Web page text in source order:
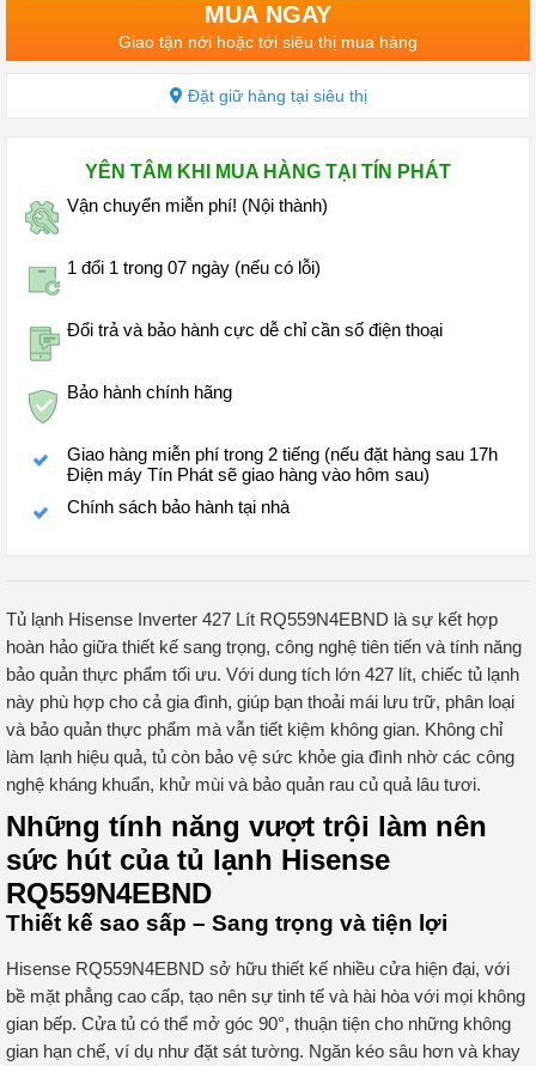
MUA NGAY
Giao tận nới hoặc tới siêu thị mua hàng
Đặt giữ hàng tại siêu thị
YÊN TÂM KHI MUA HÀNG TẠI TÍN PHÁT
Vận chuyển miễn phí! (Nội thành)
1 đổi 1 trong 07 ngày (nếu có lỗi)
Đổi trả và bảo hành cực dễ chỉ cần số điện thoại
Bảo hành chính hãng
Giao hàng miễn phí trong 2 tiếng (nếu đặt hàng sau 17h
Điện máy Tín Phát sẽ giao hàng vào hôm sau)
Chính sách bảo hành tại nhà
Tủ lạnh Hisense Inverter 427 Lít RQ559N4EBND là sự kết hợp
hoàn hảo giữa thiết kế sang trọng, công nghệ tiên tiến và tính năng
bảo quản thực phẩm tối ưu. Với dung tích lớn 427 lít, chiếc tủ lạnh
này phù hợp cho cả gia đình, giúp bạn thoải mái lưu trữ, phân loại
và bảo quản thực phẩm mà vẫn tiết kiệm không gian. Không chỉ
làm lạnh hiệu quả, tủ còn bảo vệ sức khỏe gia đình nhờ các công
nghệ kháng khuẩn, khử mùi và bảo quản rau củ quả lâu tươi.
Những tính năng vượt trội làm nên
sức hút của tủ lạnh Hisense
RQ559N4EBND
Thiết kế sao sấp – Sang trọng và tiện lợi
Hisense RQ559N4EBND sở hữu thiết kế nhiều cửa hiện đại, với
bề mặt phẳng cao cấp, tạo nên sự tinh tế và hài hòa với mọi không
gian bếp. Cửa tủ có thể mở góc 90°, thuận tiện cho những không
gian hạn chế, ví dụ như đặt sát tường. Ngăn kéo sâu hơn và khay